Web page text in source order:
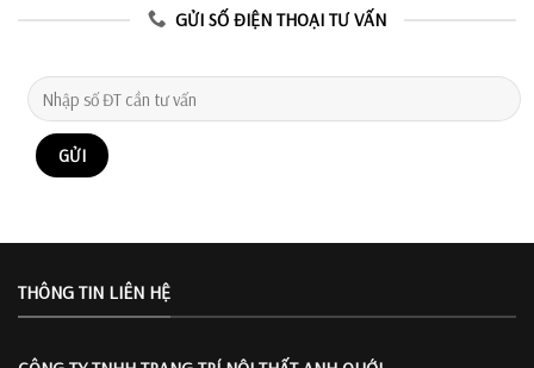
GỬI SỐ ĐIỆN THOẠI TƯ VẤN
THÔNG TIN LIÊN HỆ